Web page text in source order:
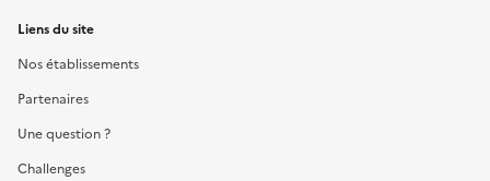
Liens du site
Nos établissements
Partenaires
Une question ?
Challenges